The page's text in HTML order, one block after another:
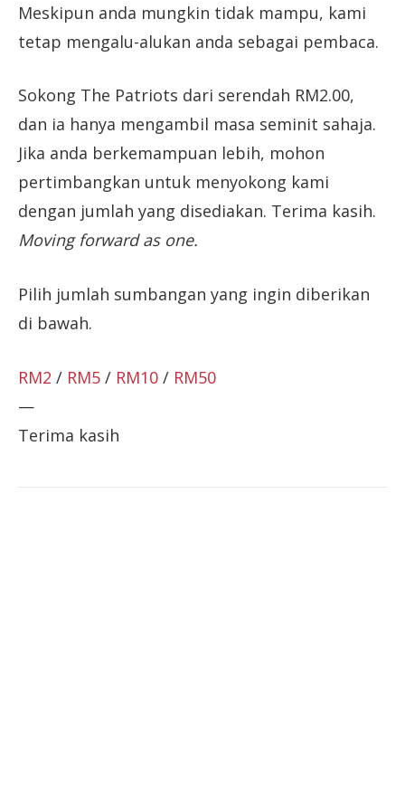
Meskipun anda mungkin tidak mampu, kami
tetap mengalu-alukan anda sebagai pembaca.
Sokong The Patriots dari serendah RM2.00,
dan ia hanya mengambil masa seminit sahaja.
Jika anda berkemampuan lebih, mohon
pertimbangkan untuk menyokong kami
dengan jumlah yang disediakan. Terima kasih.
Moving forward as one.
Pilih jumlah sumbangan yang ingin diberikan
di bawah.
RM2 / RM5 / RM10 / RM50
—
Terima kasih